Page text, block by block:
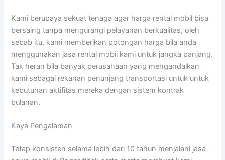
Kami berupaya sekuat tenaga agar harga rental mobil bisa
bersaing tanpa mengurangi pelayanan berkualitas, oleh
sebab itu, kami memberikan potongan harga bila anda
menggunakan jasa rental mobil kami untuk jangka panjang.
Tak heran bila banyak perusahaan yang mengandalkan
kami sebagai rekanan penunjang transportasi untuk untuk
kebutuhan aktifitas mereka dengan sistem kontrak
bulanan.
Kaya Pengalaman
Tetap konsisten selama lebih dari 10 tahun menjalani jasa